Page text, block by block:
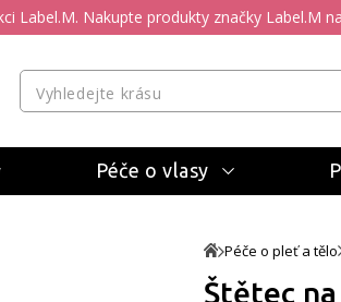
Label.M. Nakupte produkty značky Label.M
Péče o vlasy
Péče o pleť a tělo
Štětec